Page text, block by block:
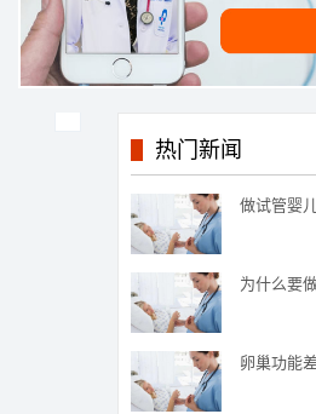
热门新闻
做试管婴
为什么要
卵巢功能